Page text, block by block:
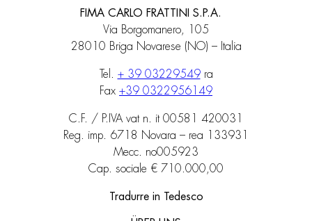
FIMA CARLO FRATTINI S.P.A.
Via Borgomanero, 105
28010 Briga Novarese (NO) – Italia
Tel. + 39 03229549ra
Fax +39 0322956149
C.F. / P.IVA vat n. it 00581 420031
Reg. imp. 6718 Novara – rea 133931
Mecc. no005923
Cap. sociale € 710.000,00
Tradurre in Tedesco